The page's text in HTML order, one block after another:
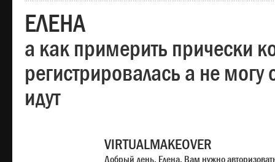
ЕЛЕНА
а как примерить прически
регистрировалась а не
идут
VIRTUALMAKEOVER
Добрый день, Елена. Вам нужно